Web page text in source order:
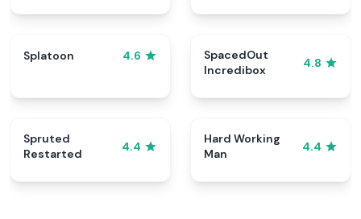
Splatoon 4.6
SpacedOut
Incredibox
4.8
Spruted
Restarted
4.4
Hard Working
Man
4.4